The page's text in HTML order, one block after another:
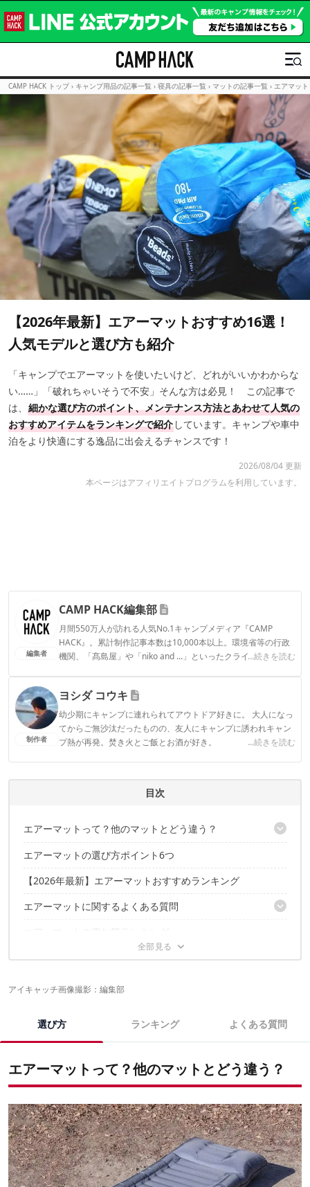
CAMP HACK トップ › キャンプ用品の記事一覧 › 寝具の記事一覧 › マットの記事一覧 › エアマッ
【2026年最新】エアーマットおすすめ16選！
人気モデルと選び方も紹介
「キャンプでエアーマットを使いたいけど、どれがいいかわからな
い……」「破れちゃいそうで不安」そんな方は必見！ この記事で
は、 細かな選び方のポイント、メンテナンス方法とあわせて人気の
おすすめアイテムをランキングで紹介 しています。キャンプや車中
泊をより快適にする逸品に出会えるチャンスです！
2026/08/04 更新
本ページはアフィリエイトプログラムを利用しています。
編集者
CAMP HACK編集部
月間550万人が訪れる人気No.1キャンプメディア『CAMP
HACK』。累計制作記事本数は10,000本以上。環境省等の行政
機関、「髙島屋」や「niko and ...」といったクライアントとの
...続きを読む
CAMP HACK編集部のプロフィール
制作者
ヨシダ コウキ
幼少期にキャンプに連れられてアウトドア好きに。 大人になっ
てからご無沙汰だったものの、友人にキャンプに誘われキャン
プ熱が再発。焚き火とご飯とお酒が好き。
...続きを読む
ヨシダ コウキのプロフィール
目次
エアーマットって？他のマットとどう違う？
エアーマットはコンパクトさが売り！
エアーマットの選び方ポイント6つ
【2026年最新】エアーマットおすすめランキング
エアーマットに関するよくある質問
きれいに収納したい！畳み方は？
エアーマットに関するこちらの記事もおすすめ
アイキャッチ画像撮影：編集部
選び方 ランキング よくある質問
エアーマットって？他のマットとどう違う？